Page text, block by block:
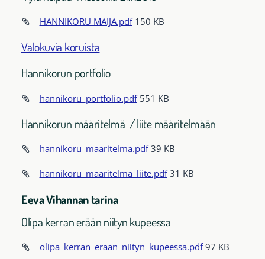
HANNIKORU MAIJA.pdf 150 KB
Valokuvia koruista
Hannikorun portfolio
hannikoru_portfolio.pdf 551 KB
Hannikorun määritelmä / liite määritelmään
hannikoru_maaritelma.pdf 39 KB
hannikoru_maaritelma_liite.pdf 31 KB
Eeva Vihannan tarina
Olipa kerran erään niityn kupeessa
olipa_kerran_eraan_niityn_kupeessa.pdf 97 KB